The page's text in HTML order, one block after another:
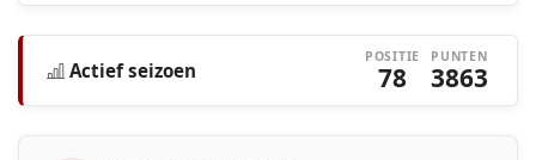
Actief seizoen
POSITIE
78
PUNTEN
3863